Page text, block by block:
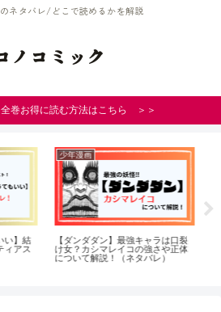
ネタバレ/どこで読めるかを解説
ノコミック
全巻お得に読む方法はこちら ＞＞
】結
アス
少年漫画
【ダンダダン】最強キャラは口裂
け女？カシマレイコの強さや正体
について解説！（ネタバレ）